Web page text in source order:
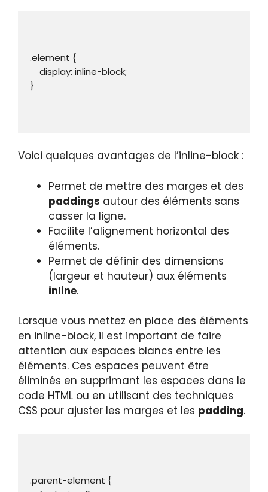
.element {
}
Voici quelques avantages de l’inline-block :
Permet de mettre des marges et des
paddings autour des éléments sans
casser la ligne.
Facilite l’alignement horizontal des
éléments.
Permet de définir des dimensions
(largeur et hauteur) aux éléments
inline.
Lorsque vous mettez en place des éléments
en inline-block, il est important de faire
attention aux espaces blancs entre les
éléments. Ces espaces peuvent être
éliminés en supprimant les espaces dans le
code HTML ou en utilisant des techniques
CSS pour ajuster les marges et les padding.
.parent-element {